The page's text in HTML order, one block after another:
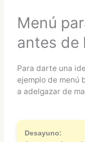
Menú
antes de
Para darte una
ejemplo de menú
a adelgazar de
Desayuno: